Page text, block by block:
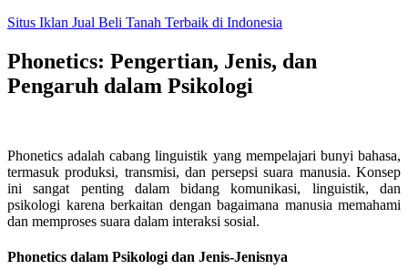
Skip
content
Situs Iklan Jual Beli Tanah Terbaik di Indonesia
Phonetics: Pengertian, Jenis, dan
Pengaruh dalam Psikologi
Phonetics adalah cabang linguistik yang mempelajari bunyi bahasa,
termasuk produksi, transmisi, dan persepsi suara manusia. Konsep
ini sangat penting dalam bidang komunikasi, linguistik, dan
psikologi karena berkaitan dengan bagaimana manusia memahami
dan memproses suara dalam interaksi sosial.
Phonetics dalam Psikologi dan Jenis-Jenisnya